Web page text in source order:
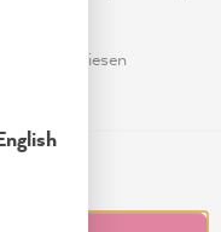
Technische Informationen
diesen